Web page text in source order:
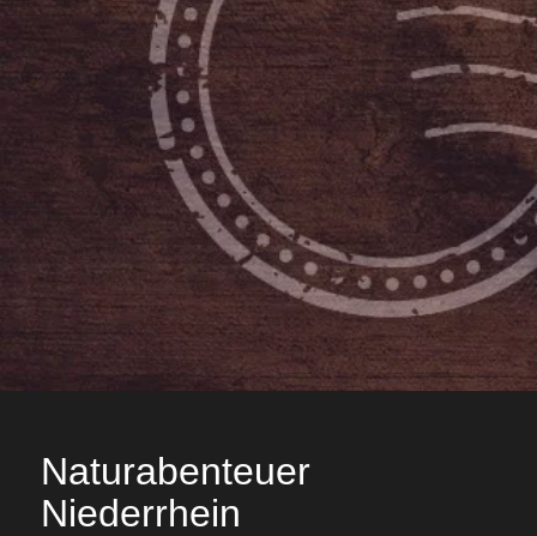
Newsletter
In die Mailingliste eintragen und nie wieder was
verpassen
Jetzt abonnieren
Naturabenteuer
Niederrhein